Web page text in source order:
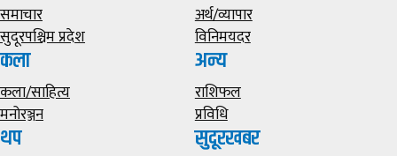
समाचार
सुदूरपश्चिम प्रदेश
अर्थ/व्यापार
विनिमयदर
कला
कला/साहित्य
मनोरञ्जन
अन्य
राशिफल
प्रविधि
थप सुदूरखबर